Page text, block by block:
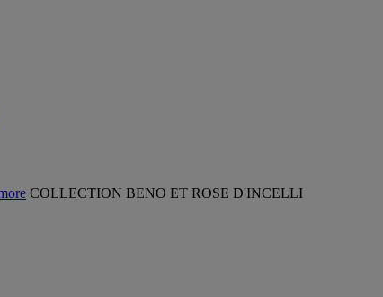
COLLECTION BENO ET ROSE D'INCELLI